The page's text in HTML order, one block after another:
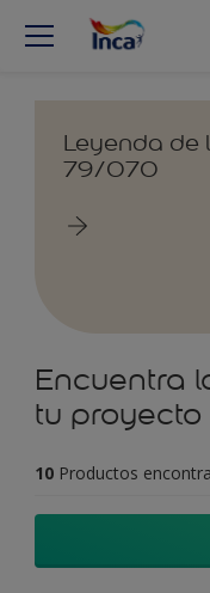
Leyenda de
79/070
Encuentra
tu proyecto
10 Productos